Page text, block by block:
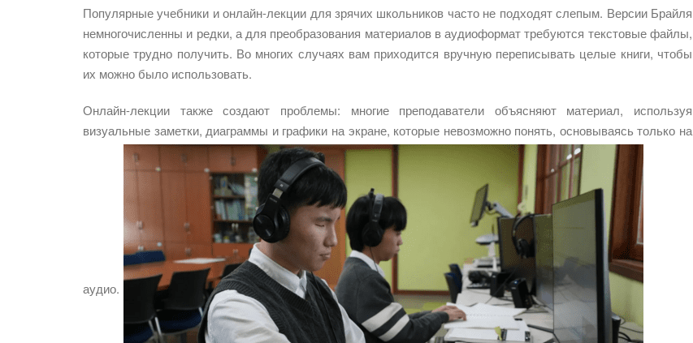
Популярные учебники и онлайн-лекции для зрячих школьников часто не подходят слепым. Версии Брайля
немногочисленны и редки, а для преобразования материалов в аудиоформат требуются текстовые файлы,
которые трудно получить. Во многих случаях вам приходится вручную переписывать целые книги, чтобы
их можно было использовать.
Онлайн-лекции также создают проблемы: многие преподаватели объясняют материал, используя
визуальные заметки, диаграммы и графики на экране, которые невозможно понять, основываясь только на
аудио.